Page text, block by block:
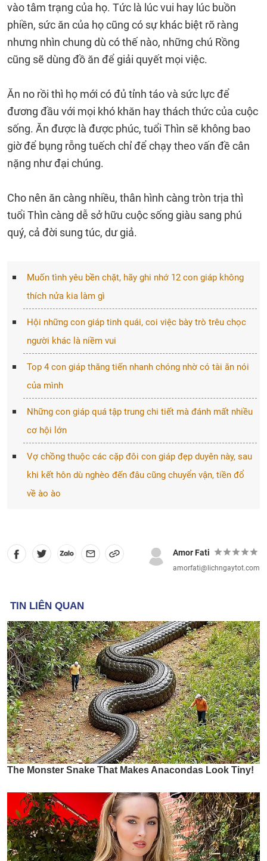
vào tâm trạng của họ. Tức là lúc vui hay lúc buồn
phiền, sức ăn của họ cũng có sự khác biệt rõ ràng
nhưng nhìn chung dù có thế nào, những chú Rồng
cũng sẽ dùng đồ ăn để giải quyết mọi việc.
Ăn no rồi thì họ mới có đủ tỉnh táo và sức lực để
đương đầu với mọi khó khăn hay thách thức của cuộc
sống. Ăn được là được phúc, tuổi Thìn sẽ không bao
giờ để bụng rỗng tuếch chỉ để chạy theo vấn đề cân
nặng như đại chúng.
Cho nên ăn càng nhiều, thân hình càng tròn trịa thì
tuổi Thìn càng dễ sở hữu cuộc sống giàu sang phú
quý, cả đời sung túc, dư giả.
Muốn tình yêu bền chặt, hãy ghi nhớ 12 con giáp không
thích nửa kia làm gì
Hội những con giáp tinh quái, coi việc bày trò trêu chọc
người khác là niềm vui
Top 4 con giáp thăng tiến nhanh chóng nhờ có tài ăn nói
của mình
Những con giáp quá tập trung chi tiết mà đánh mất nhiều
cơ hội lớn
Vợ chồng thuộc các cặp đôi con giáp đẹp duyên này, sau
khi kết hôn dù nghèo đến đâu cũng chuyển vận, tiền đổ
về ào ào
Amor Fati
amorfati@lichngaytot.com